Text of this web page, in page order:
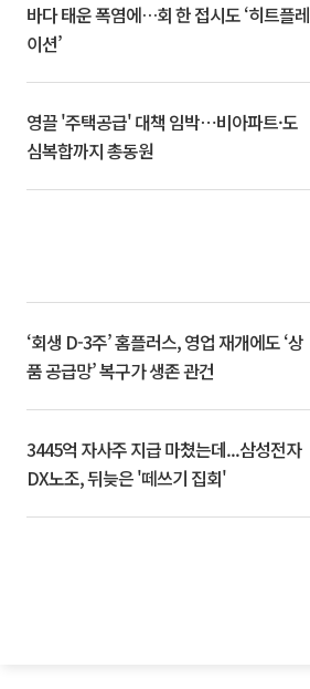
바다 태운 폭염에…회 한 접시도 ‘히트플레
이션’
영끌 '주택공급' 대책 임박⋯비아파트·도
심복합까지 총동원
‘회생 D-3주’ 홈플러스, 영업 재개에도 ‘상
품 공급망’ 복구가 생존 관건
3445억 자사주 지급 마쳤는데...삼성전자
DX노조, 뒤늦은 '떼쓰기 집회'